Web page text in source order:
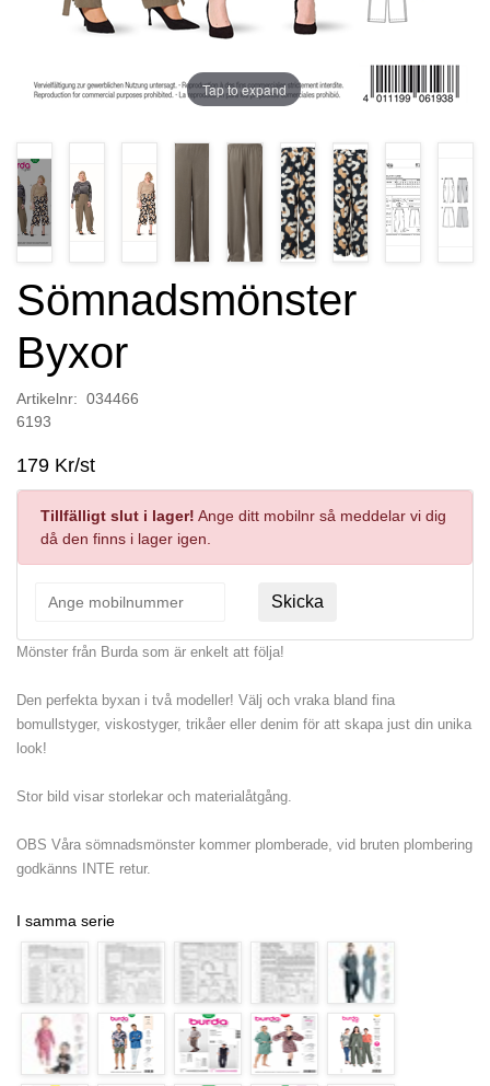
Tap to expand
Sömnadsmönster
Byxor
Artikelnr: 034466
6193
179 Kr/st
Tillfälligt slut i lager! Ange ditt mobilnr så meddelar vi dig
då den finns i lager igen.
Skicka
Mönster från Burda som är enkelt att följa!
Den perfekta byxan i två modeller! Välj och vraka bland fina
bomullstyger, viskostyger, trikåer eller denim för att skapa just din unika
look!
Stor bild visar storlekar och materialåtgång.
OBS Våra sömnadsmönster kommer plomberade, vid bruten plombering
godkänns INTE retur.
I samma serie